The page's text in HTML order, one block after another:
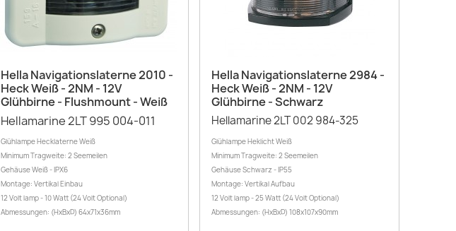
Vorschau
Hella Navigationslaterne 2010 -
Heck Weiß - 2NM - 12V
Glühbirne - Flushmount - Weiß
Hellamarine 2LT 995 004-011
Glühlampe Hecklaterne Weiß
Minimum Tragweite: 2 Seemeilen
Gehäuse Weiß - IPX6
Montage: Vertikal Einbau
12 Volt lamp - 10 Watt (24 Volt Optional)
Abmessungen: (HxBxD) 64x71x36mm
Vorschau
Hella Navigationslaterne 2984 -
Heck Weiß - 2NM - 12V
Glühbirne - Schwarz
Hellamarine 2LT 002 984-325
Glühlampe Heklicht Weiß
Minimum Tragweite: 2 Seemeilen
Gehäuse Schwarz - IP55
Montage: Vertikal Aufbau
12 Volt lamp - 25 Watt (24 Volt Optional)
Abmessungen: (HxBxD) 108x107x90mm